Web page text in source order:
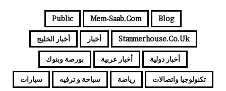
Blog
Mem-Saab.com
Public
Stanmerhouse.co.uk أخبار أخبار الخليج
أخبار دولية أخبار عربية بورصة وبنوك
تكنولوجيا واتصالات رياضة سياحة و ترفيه سيارات